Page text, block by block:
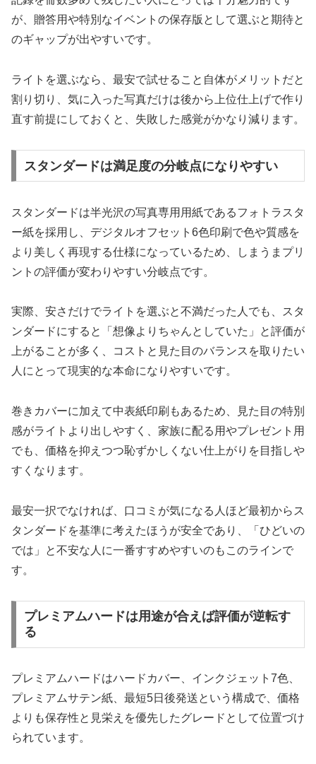
が、贈答用や特別なイベントの保存版として選ぶと期待と
のギャップが出やすいです。
ライトを選ぶなら、最安で試せること自体がメリットだと
割り切り、気に入った写真だけは後から上位仕上げで作り
直す前提にしておくと、失敗した感覚がかなり減ります。
スタンダードは満足度の分岐点になりやすい
スタンダードは半光沢の写真専用用紙であるフォトラスタ
ー紙を採用し、デジタルオフセット6色印刷で色や質感を
より美しく再現する仕様になっているため、しまうまプリ
ントの評価が変わりやすい分岐点です。
実際、安さだけでライトを選ぶと不満だった人でも、スタ
ンダードにすると「想像よりちゃんとしていた」と評価が
上がることが多く、コストと見た目のバランスを取りたい
人にとって現実的な本命になりやすいです。
巻きカバーに加えて中表紙印刷もあるため、見た目の特別
感がライトより出しやすく、家族に配る用やプレゼント用
でも、価格を抑えつつ恥ずかしくない仕上がりを目指しや
すくなります。
最安一択でなければ、口コミが気になる人ほど最初からス
タンダードを基準に考えたほうが安全であり、「ひどいの
では」と不安な人に一番すすめやすいのもこのラインで
す。
プレミアムハードは用途が合えば評価が逆転す
る
プレミアムハードはハードカバー、インクジェット7色、
プレミアムサテン紙、最短5日後発送という構成で、価格
よりも保存性と見栄えを優先したグレードとして位置づけ
られています。